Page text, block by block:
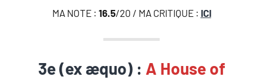
MA NOTE : 16.5/20 / MA CRITIQUE : ICI
3e (ex æquo) : A House of